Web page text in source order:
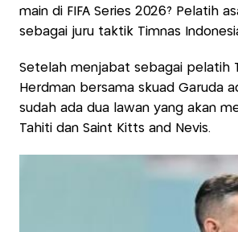
main di FIFA Series 2026? Pelatih
sebagai juru taktik Timnas
Setelah menjabat sebagai pelatih
Herdman bersama skuad Garuda
sudah ada dua lawan yang akan
Tahiti dan Saint Kitts and Nevis.